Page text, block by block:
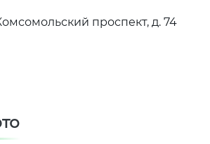
проспект, д. 74